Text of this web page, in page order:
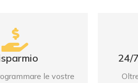
le vostre
24/